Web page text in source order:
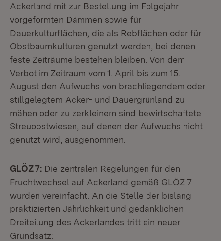
Ackerland mit zur Bestellung im Folgejahr
vorgeformten Dämmen sowie für
Dauerkulturflächen, die als Rebflächen oder für
Obstbaumkulturen genutzt werden, bei denen
feste Zeiträume bestehen bleiben. Von dem
Verbot im Zeitraum vom 1. April bis zum 15.
August den Aufwuchs von brachliegendem oder
stillgelegtem Acker- und Dauergrünland zu
mähen oder zu zerkleinern sind bewirtschaftete
Streuobstwiesen, auf denen der Aufwuchs nicht
genutzt wird, ausgenommen.
GLÖZ 7: Die zentralen Regelungen für den
Fruchtwechsel auf Ackerland gemäß GLÖZ 7
wurden vereinfacht. An die Stelle der bislang
praktizierten Jährlichkeit und gedanklichen
Dreiteilung des Ackerlandes tritt ein neuer
Grundsatz: